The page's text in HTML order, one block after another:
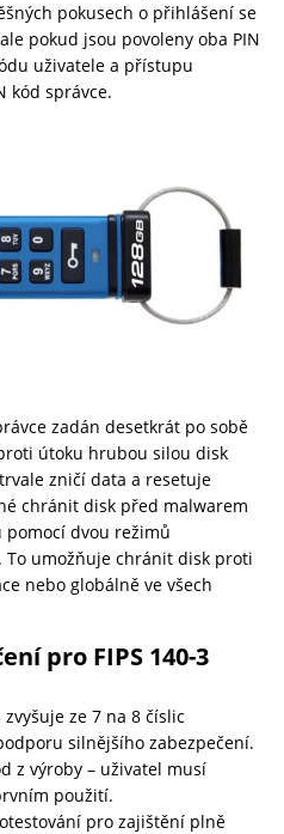
pokusech o přihlášení se
pokud jsou povoleny oba PIN
uživatele a přístupu
kód správce.
zadán desetkrát po sobě
útoku hrubou silou disk
zničí data a resetuje
chránit disk před malwarem
pomocí dvou režimů
umožňuje chránit disk proti
nebo globálně ve všech
pro FIPS 140-3
ze 7 na 8 číslic
silnějšího zabezpečení.
z výroby – uživatel musí
použití.
pro zajištění plně